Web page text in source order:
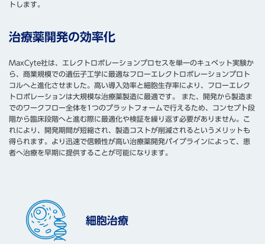
トします。
治療薬開発の効率化
MaxCyte社は、エレクトロポレーションプロセスを単一のキュベット実験か
ら、商業規模での遺伝子工学に最適なフローエレクトロポレーションプロト
コルへと進化させました。高い導入効率と細胞生存率により、フローエレク
トロポレーションは大規模な治療薬製造に最適です。 また、開発から製造ま
でのワークフロー全体を1つのプラットフォームで行えるため、コンセプト段
階から臨床段階へと進む際に最適化や検証を繰り返す必要がありません。 こ
れにより、開発期間が短縮され、製造コストが削減されるというメリットも
得られます。より迅速で信頼性が高い治療薬開発パイプラインによって、患
者へ治療を早期に提供することが可能になります。
細胞治療